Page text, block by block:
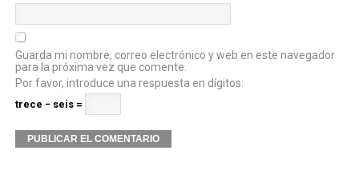
Guarda mi nombre, correo electrónico y web en este navegador
para la próxima vez que comente.
Por favor, introduce una respuesta en dígitos:
trece − seis =